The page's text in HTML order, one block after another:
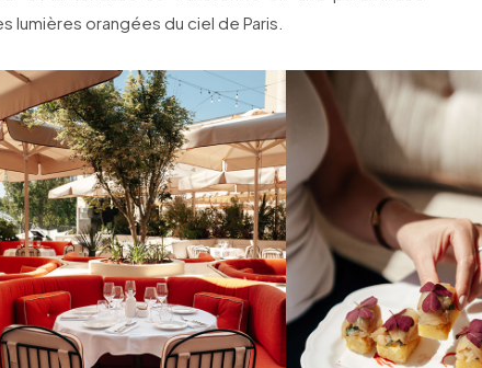
lumières orangées du ciel de Paris.